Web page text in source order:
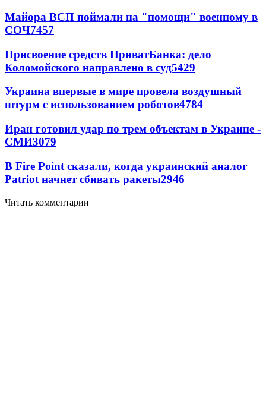
Майора ВСП поймали на "помощи" военному в
СОЧ7457
Присвоение средств ПриватБанка: дело
Коломойского направлено в суд5429
Украина впервые в мире провела воздушный
штурм с использованием роботов4784
Иран готовил удар по трем объектам в Украине -
СМИ3079
В Fire Point сказали, когда украинский аналог
Patriot начнет сбивать ракеты2946
Читать комментарии